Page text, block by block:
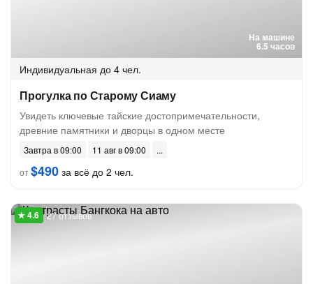
На машине
6.5 часов
Индивидуальная до 4 чел.
Прогулка по Старому Сиаму
Увидеть ключевые тайские достопримечательности,
древние памятники и дворцы в одном месте
Завтра в 09:00
11 авг в 09:00
от$490 за всё до 2 чел.
27 отзывов